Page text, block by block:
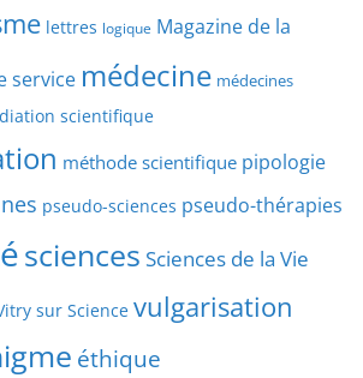
lettres logique Magazine de la
service médecine médecines
scientifique
méthode scientifique pipologie
pseudo-sciences pseudo-thérapies
sciences Sciences de la Vie
sur Science vulgarisation
éthique